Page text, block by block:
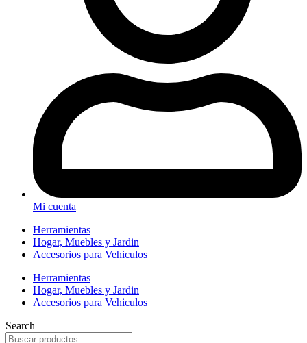
Mi cuenta
Herramientas
Hogar, Muebles y Jardin
Accesorios para Vehiculos
Herramientas
Hogar, Muebles y Jardin
Accesorios para Vehiculos
Search